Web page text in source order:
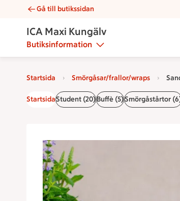
Sandwich tonfisk | Catering ICA Maxi Kungälv
Gå till butikssidan
ICA Maxi Kungälv
Butiksinformation
Startsida Smörgåsar/frallor/wraps
StartsidaStudent (20)Buffè (5)Smörgåstårtor